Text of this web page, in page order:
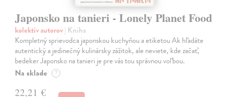
Japonsko na tanieri - Lonely Planet Food
kolektív autorov| Kniha
Kompletný sprievodca japonskou kuchyňou a etiketou Ak hľadáte
autentický a jedinečný kulinársky zážitok, ale neviete, kde začať,
bedeker Japonsko na tanieri je pre vás tou správnou voľbou.
Na sklade ?
22,21 €